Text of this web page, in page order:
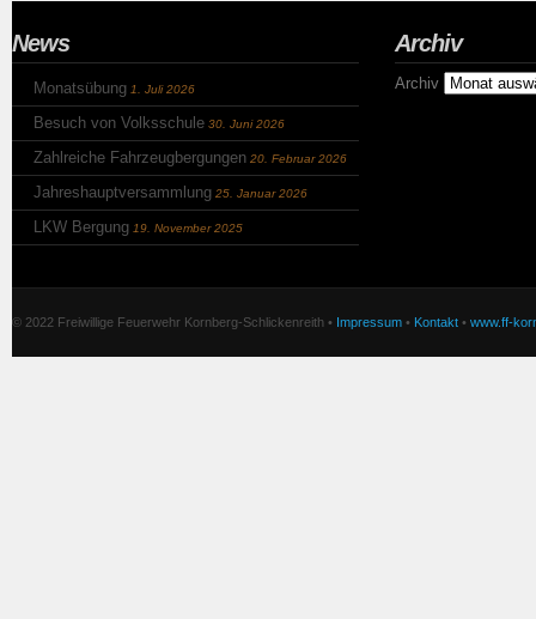
News
Monatsübung 1. Juli 2026
Besuch von Volksschule 30. Juni 2026
Zahlreiche Fahrzeugbergungen 20. Februar 2026
Jahreshauptversammlung 25. Januar 2026
LKW Bergung 19. November 2025
Archiv
Archiv
© 2022 Freiwillige Feuerwehr Kornberg-Schlickenreith • Impressum • Kontakt • www.ff-